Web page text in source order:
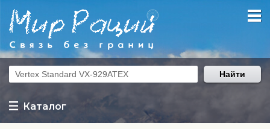
Каталог
Найти